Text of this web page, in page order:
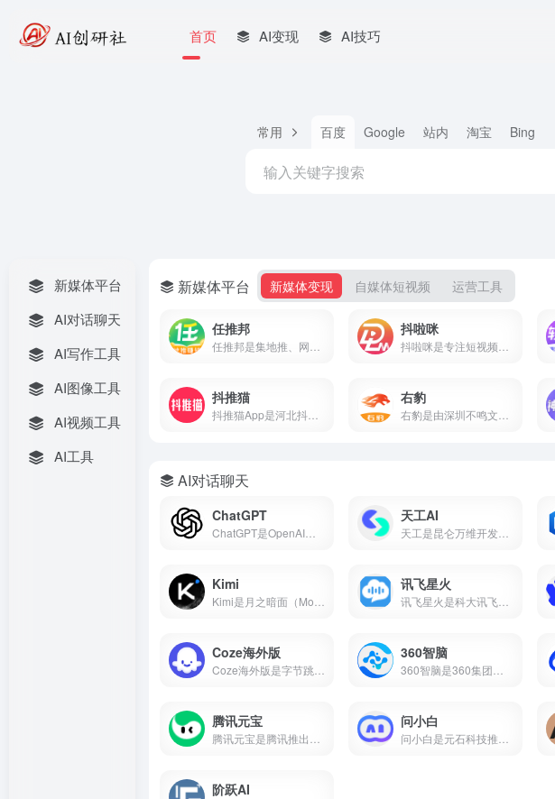
首页 AI变现 AI技巧
新媒体平台
AI对话聊天
AI写作工具
AI图像工具
AI视频工具
AI工具
常用 百度 Google 站内 淘宝 Bing
新媒体平台 新媒体变现 自媒体短视频 运营工具
任推邦 抖啦咪
抖推猫 右豹
AI对话聊天
ChatGPT 天工AI
Kimi 讯飞星火
Coze海外版 360智脑
腾讯元宝 问小白
阶跃AI